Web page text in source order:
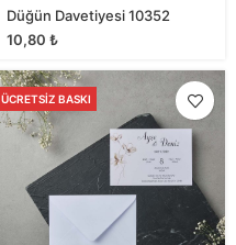
Düğün Davetiyesi 10352
10,80 ₺
ÜCRETSIZ BASKI